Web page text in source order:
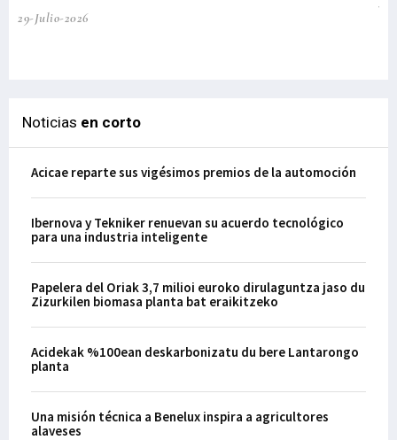
29-Julio-2026
Noticias en corto
Acicae reparte sus vigésimos premios de la automoción
Ibernova y Tekniker renuevan su acuerdo tecnológico
para una industria inteligente
Papelera del Oriak 3,7 milioi euroko dirulaguntza jaso du
Zizurkilen biomasa planta bat eraikitzeko
Acidekak %100ean deskarbonizatu du bere Lantarongo
planta
Una misión técnica a Benelux inspira a agricultores
alaveses